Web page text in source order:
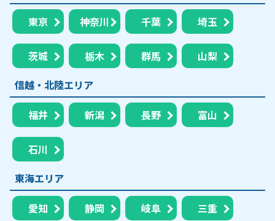
東京 神奈川 千葉 埼玉
茨城 栃木 群馬
山梨
信越・北陸エリア
福井 新潟 長野 富山
石川
東海エリア
愛知 静岡 岐阜
三重